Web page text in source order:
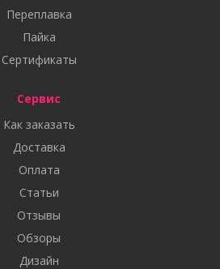
Переплавка
Пайка
Сертификаты
Сервис
Как заказать
Доставка
Оплата
Статьи
Отзывы
Обзоры
Дизайн